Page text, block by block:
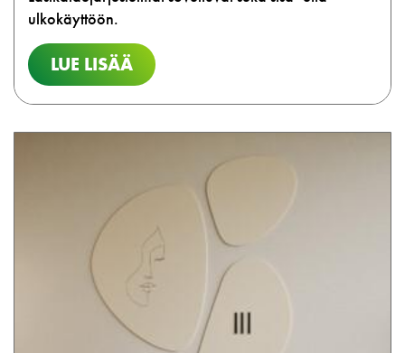
ulkokäyttöön.
LUE LISÄÄ